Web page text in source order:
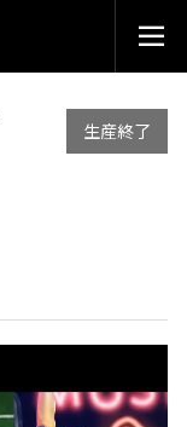
生産終了